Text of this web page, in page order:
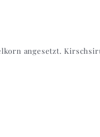
angesetzt.